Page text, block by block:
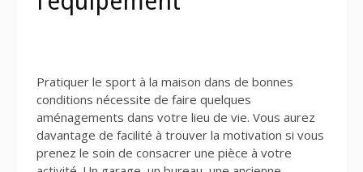
Pratiquer le sport à la maison dans de bonnes
conditions nécessite de faire quelques
aménagements dans votre lieu de vie. Vous aurez
davantage de facilité à trouver la motivation si vous
prenez le soin de consacrer une pièce à votre